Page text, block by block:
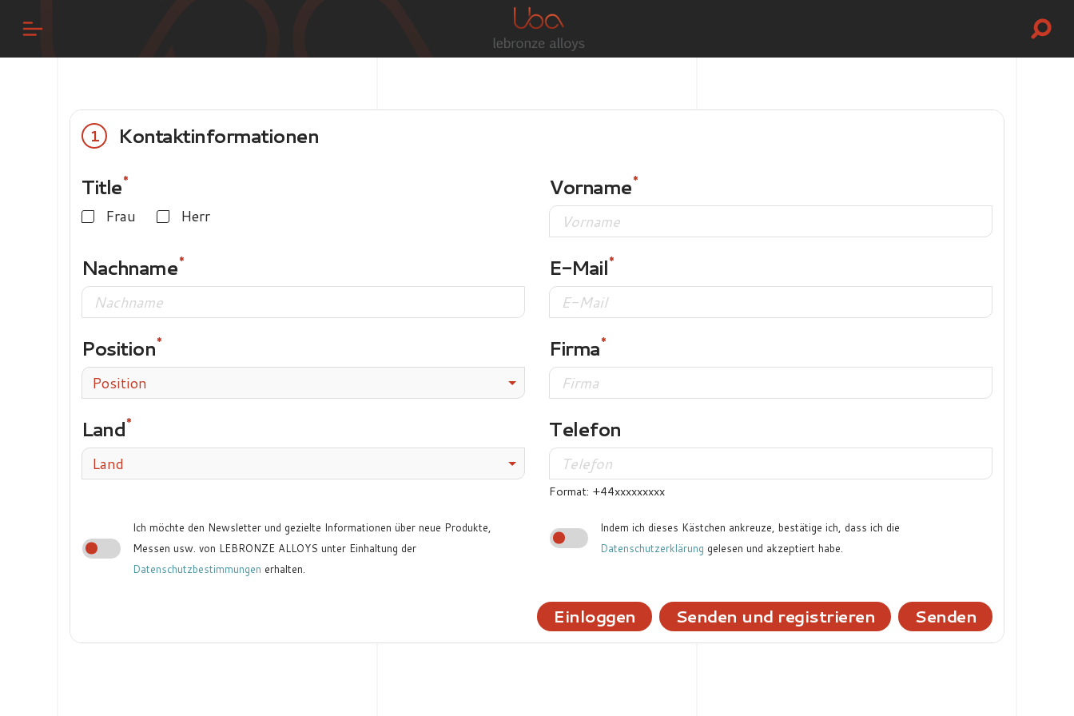
1
Kontaktinformationen
Title
Frau Herr
Vorname
Nachname E-Mail
Position
Position
Firma
Land
Land
Telefon
Format: +44xxxxxxxxx
Ich möchte den Newsletter und gezielte Informationen über neue Produkte,
Messen usw. von LEBRONZE ALLOYS unter Einhaltung der
Datenschutzbestimmungen erhalten.
Indem ich dieses Kästchen ankreuze, bestätige ich, dass ich die
Datenschutzerklärung gelesen und akzeptiert habe.
Einloggen Senden und registrieren Senden